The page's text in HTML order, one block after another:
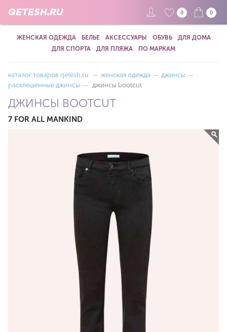
QETESH.RU 0 0
ЖЕНСКАЯ ОДЕЖДА БЕЛЬЕ АКСЕССУАРЫ ОБУВЬ
ДЛЯ ДОМА
ДЛЯ СПОРТА
ДЛЯ ПЛЯЖА ПО МАРКАМ
каталог товаров qetesh.ru — женская одежда — джинсы —
расклешенные джинсы — джинсы bootcut
ДЖИНСЫ BOOTCUT
7 FOR ALL MANKIND